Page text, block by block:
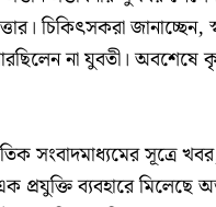
চিকিৎসকরা জানাচ্ছেন,
না যুবতী। অবশেষে
সংবাদমাধ্যমের সূত্রে
ব্যবহারে মিলেছে